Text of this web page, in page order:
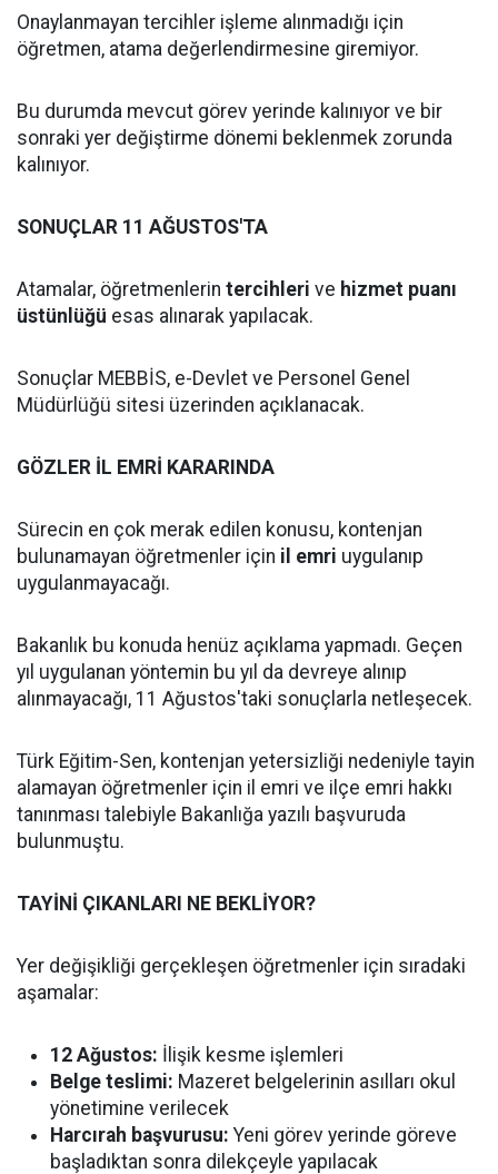
Onaylanmayan tercihler işleme alınmadığı için
öğretmen, atama değerlendirmesine giremiyor.
Bu durumda mevcut görev yerinde kalınıyor ve bir
sonraki yer değiştirme dönemi beklenmek zorunda
kalınıyor.
SONUÇLAR 11 AĞUSTOS'TA
Atamalar, öğretmenlerin tercihleri ve hizmet puanı
üstünlüğü esas alınarak yapılacak.
Sonuçlar MEBBİS, e-Devlet ve Personel Genel
Müdürlüğü sitesi üzerinden açıklanacak.
GÖZLER İL EMRİ KARARINDA
Sürecin en çok merak edilen konusu, kontenjan
bulunamayan öğretmenler için il emri uygulanıp
uygulanmayacağı.
Bakanlık bu konuda henüz açıklama yapmadı. Geçen
yıl uygulanan yöntemin bu yıl da devreye alınıp
alınmayacağı, 11 Ağustos'taki sonuçlarla netleşecek.
Türk Eğitim-Sen, kontenjan yetersizliği nedeniyle tayin
alamayan öğretmenler için il emri ve ilçe emri hakkı
tanınması talebiyle Bakanlığa yazılı başvuruda
bulunmuştu.
TAYİNİ ÇIKANLARI NE BEKLİYOR?
Yer değişikliği gerçekleşen öğretmenler için sıradaki
aşamalar:
12 Ağustos: İlişik kesme işlemleri
Belge teslimi: Mazeret belgelerinin asılları okul
yönetimine verilecek
Harcırah başvurusu: Yeni görev yerinde göreve
başladıktan sonra dilekçeyle yapılacak